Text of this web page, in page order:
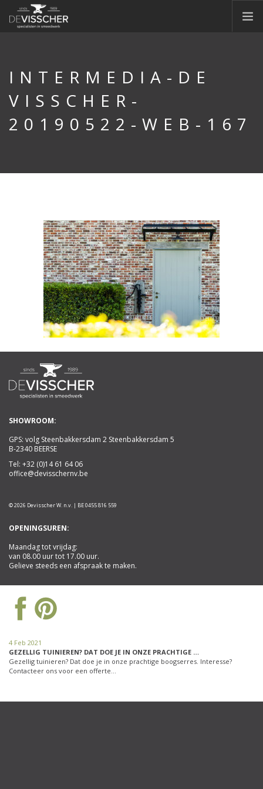
OVER ONS
CONTAINERS
CONSTRUCTIE
CONTACT
DOORZOEK WEBSITE
INTERMEDIA-DE
VISSCHER-
20190522-WEB-167
SHOWROOM:
GPS: volg Steenbakkersdam 2 Steenbakkersdam 5
B-2340 BEERSE
Tel: +32 (0)14 61 64 06
office@devisschernv.be
© 2026 Devisscher W. n.v. | BE 0455 816 559
OPENINGSUREN:
Maandag tot vrijdag:
van 08.00 uur tot 17.00 uur.
Gelieve steeds een afspraak te maken.
4 Feb 2021
GEZELLIG TUINIEREN? DAT DOE JE IN ONZE PRACHTIGE …
Gezellig tuinieren? Dat doe je in onze prachtige boogserres. Interesse?
Contacteer ons voor een offerte…